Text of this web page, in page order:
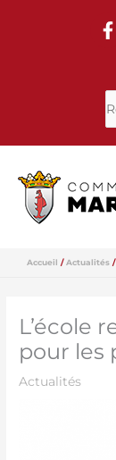
Accueil Actualités
L’école
pour les
Actualités